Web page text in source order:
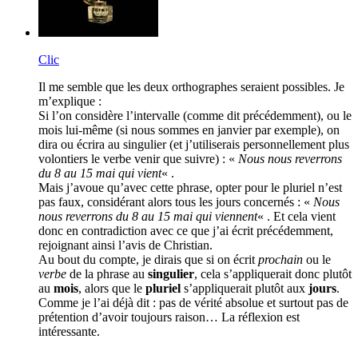
Clic
Il me semble que les deux orthographes seraient possibles. Je
m’explique :
Si l’on considère l’intervalle (comme dit précédemment), ou le
mois lui-même (si nous sommes en janvier par exemple), on
dira ou écrira au singulier (et j’utiliserais personnellement plus
volontiers le verbe venir que suivre) : « Nous nous reverrons
du 8 au 15 mai qui vient« .
Mais j’avoue qu’avec cette phrase, opter pour le pluriel n’est
pas faux, considérant alors tous les jours concernés : « Nous
nous reverrons du 8 au 15 mai qui viennent« . Et cela vient
donc en contradiction avec ce que j’ai écrit précédemment,
rejoignant ainsi l’avis de Christian.
Au bout du compte, je dirais que si on écrit prochain ou le
verbe de la phrase au singulier, cela s’appliquerait donc plutôt
au mois, alors que le pluriel s’appliquerait plutôt aux jours.
Comme je l’ai déjà dit : pas de vérité absolue et surtout pas de
prétention d’avoir toujours raison… La réflexion est
intéressante.